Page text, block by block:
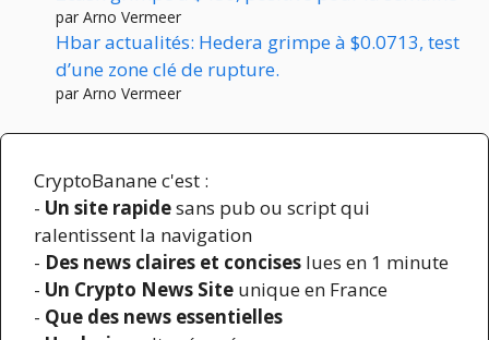
par Arno Vermeer
Hbar actualités: Hedera grimpe à $0.0713, test
d’une zone clé de rupture.
par Arno Vermeer
CryptoBanane c'est :
- Un site rapidesans pub ou script qui
ralentissent la navigation
- Des news claires et concises lues en 1 minute
- Un Crypto News Site unique en France
- Que des news essentielles